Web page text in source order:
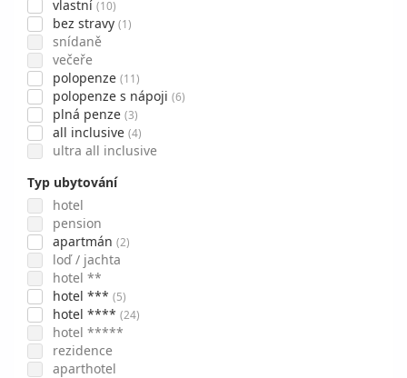
vlastní (10)
bez stravy (1)
snídaně
večeře
polopenze (11)
polopenze s nápoji (6)
plná penze (3)
all inclusive (4)
ultra all inclusive
Typ ubytování
hotel
pension
apartmán (2)
loď / jachta
hotel **
hotel *** (5)
hotel **** (24)
hotel *****
rezidence
aparthotel